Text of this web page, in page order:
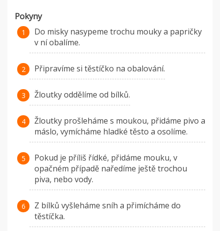
Pokyny
Do misky nasypeme trochu mouky a papričky
v ní obalíme.
Připravíme si těstíčko na obalování.
Žloutky oddělíme od bílků.
Žloutky prošleháme s moukou, přidáme pivo a
máslo, vymícháme hladké těsto a osolíme.
Pokud je příliš řídké, přidáme mouku, v
opačném případě naředíme ještě trochou
piva, nebo vody.
Z bílků vyšleháme sníh a přimícháme do
těstíčka.